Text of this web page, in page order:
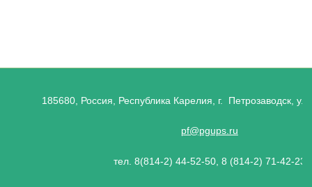
185680, Россия, Республика Карелия, г. Петрозаводск,
pf@pgups.ru
тел. 8(814-2) 44-52-50, 8 (814-2) 71-42-23